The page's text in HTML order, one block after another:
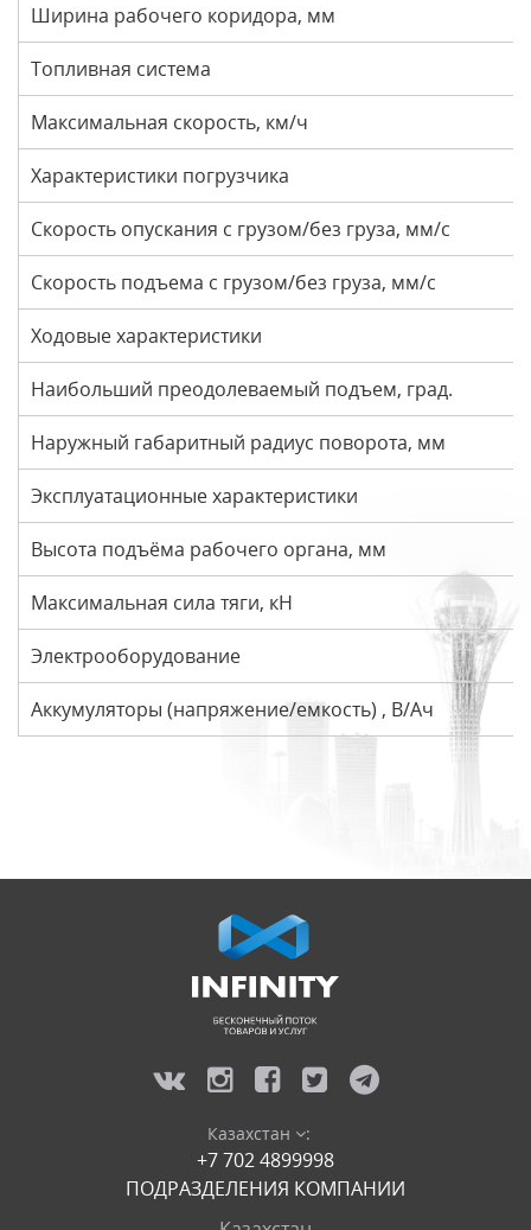
Ширина рабочего коридора, мм
Топливная система
Максимальная скорость, км/ч
Характеристики погрузчика
Скорость опускания с грузом/без груза, мм/с
Скорость подъема с грузом/без груза, мм/с
Ходовые характеристики
Наибольший преодолеваемый подъем, град.
Наружный габаритный радиус поворота, мм
Эксплуатационные характеристики
Высота подъёма рабочего органа, мм
Максимальная сила тяги, кН
Электрооборудование
Аккумуляторы (напряжение/емкость) , В/Ач
Казахстан :
+7 702 4899998
ПОДРАЗДЕЛЕНИЯ КОМПАНИИ